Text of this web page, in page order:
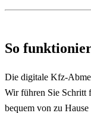
So
Die digitale Kfz-
Wir führen Sie Schritt
bequem von zu